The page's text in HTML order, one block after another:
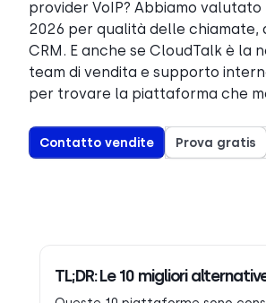
provider VoIP? Abbiamo
2026 per qualità delle chiamate,
CRM. E anche se CloudTalk è la
team di vendita e supporto
per trovare la piattaforma che
Contatto vendite Prova gratis
TL;DR: Le 10 migliori